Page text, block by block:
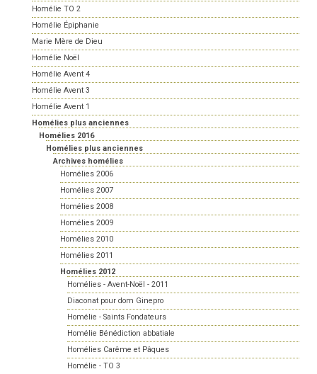
Homélie TO 2
Homélie Épiphanie
Marie Mère de Dieu
Homélie Noël
Homélie Avent 4
Homélie Avent 3
Homélie Avent 1
Homélies plus anciennes
Homélies 2016
Homélies plus anciennes
Archives homélies
Homélies 2006
Homélies 2007
Homélies 2008
Homélies 2009
Homélies 2010
Homélies 2011
Homélies 2012
Homélies - Avent-Noël - 2011
Diaconat pour dom Ginepro
Homélie - Saints Fondateurs
Homélie Bénédiction abbatiale
Homélies Carême et Pâques
Homélie - TO 3